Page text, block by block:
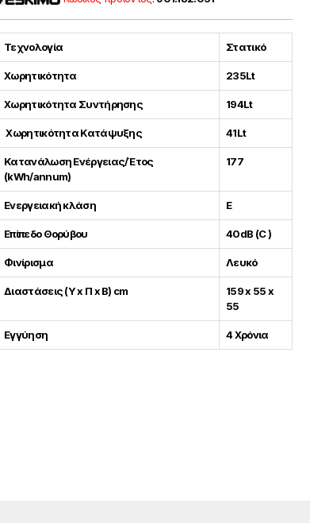
Τεχνολογία Στατικό
Χωρητικότητα 235Lt
Χωρητικότητα Συντήρησης 194Lt
Χωρητικότητα Κατάψυξης 41Lt
Κατανάλωση Ενέργειας/Έτος
(kWh/annum)
177
Ενεργειακή κλάση E
Επίπεδο Θορύβου 40dB (C )
Φινίρισμα Λευκό
Διαστάσεις (Υ x Π x Β) cm
159 x 55 x
55
Εγγύηση 4 Χρόνια